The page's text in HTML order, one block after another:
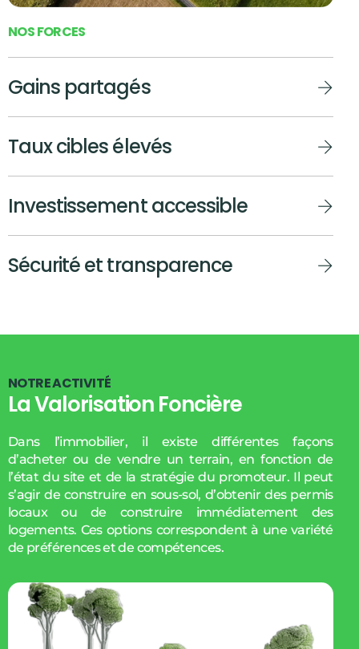
NOSFORCES
Gains partagés
Taux cibles élevés
Investissement accessible
Sécurité et transparence
NOTREACTIVITÉ
La Valorisation Foncière
Dans l’immobilier, il existe différentes façons
d’acheter ou de vendre un terrain, en fonction de
l’état du site et de la stratégie du promoteur. Il peut
s’agir de construire en sous-sol, d’obtenir des permis
locaux ou de construire immédiatement des
logements. Ces options correspondent à une variété
de préférences et de compétences.